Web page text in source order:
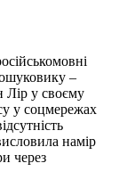
–
Лір у своєму
у соцмережах
намір
через